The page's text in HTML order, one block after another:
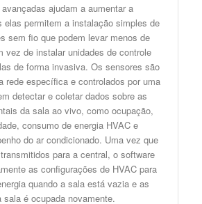
ajudam a aumentar a
elas permitem a instalação simples de
sem fio que podem levar menos de
vez de instalar unidades de controle
de forma invasiva. Os sensores são
rede específica e controlados por uma
detectar e coletar dados sobre as
da sala ao vivo, como ocupação,
consumo de energia HVAC e
do ar condicionado. Uma vez que
para a central, o software
as configurações de HVAC para
quando a sala está vazia e as
sala é ocupada novamente.